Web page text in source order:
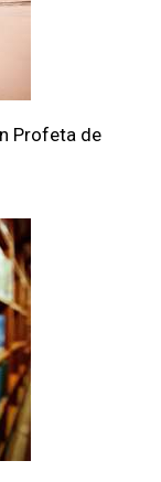
Profeta de